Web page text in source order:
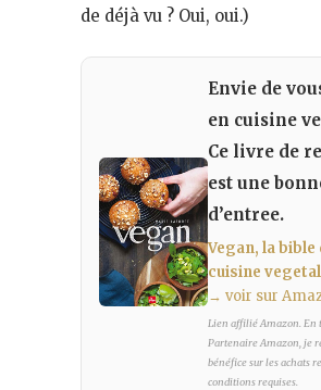
de déjà vu ? Oui, oui.)
Envie de
en cuisine
Ce livre de
est une
d’entree.
Vegan, la bible
cuisine
→ voir sur
Lien affilié Amazon. En
Partenaire Amazon, je
bénéfice sur les achats
conditions requises.